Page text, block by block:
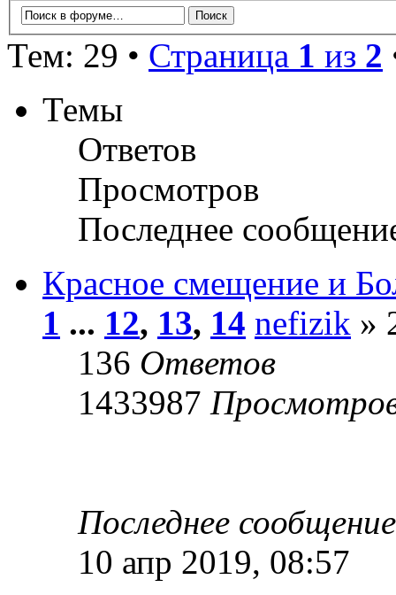
Тем: 29 • Страница 1 из 2
Темы
Ответов
Просмотров
Последнее
Красное смещение и
1 ... 12, 13, 14 nefizik »
136 Ответов
1433987
Последнее
10 апр 2019, 08:57